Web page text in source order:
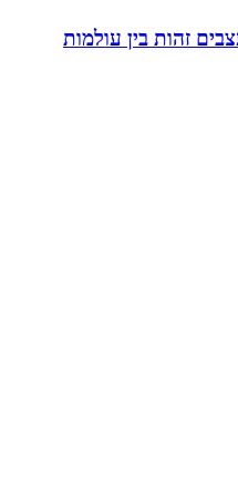
זהות בין עולמות